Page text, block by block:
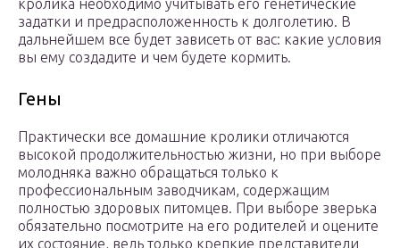
кролика необходимо учитывать его генетические
задатки и предрасположенность к долголетию. В
дальнейшем все будет зависеть от вас: какие условия
вы ему создадите и чем будете кормить.
Гены
Практически все домашние кролики отличаются
высокой продолжительностью жизни, но при выборе
молодняка важно обращаться только к
профессиональным заводчикам, содержащим
полностью здоровых питомцев. При выборе зверька
обязательно посмотрите на его родителей и оцените
их состояние, ведь только крепкие представители